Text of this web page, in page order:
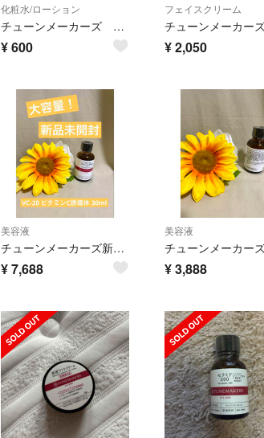
化粧水/ローション
チューンメーカーズ 原液ピーリング液
¥600
フェイスクリーム
¥2,050
美容液
チューンメーカーズ新品未開封⭐️大容量❗️VC-20ビタミンC誘導体 30ml
¥7,688
美容液
¥3,888